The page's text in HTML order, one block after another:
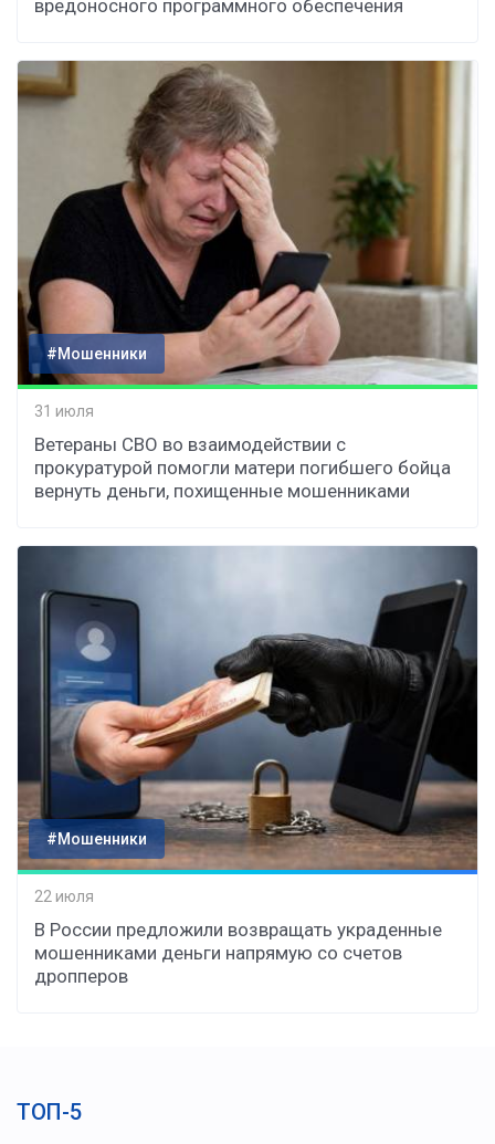
вредоносного программного обеспечения
#Мошенники
31 июля
Ветераны СВО во взаимодействии с
прокуратурой помогли матери погибшего бойца
вернуть деньги, похищенные мошенниками
#Мошенники
22 июля
В России предложили возвращать украденные
мошенниками деньги напрямую со счетов
дропперов
ТОП-5